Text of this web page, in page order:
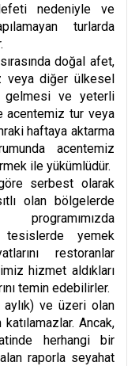
nedeniyle ve
turlarda
doğal afet,
veya diğer ülkesel
gelmesi ve yeterli
acentemiz tur veya
haftaya aktarma
acentemiz
ile yükümlüdür.
serbest olarak
olan bölgelerde
tesislerde yemek
restoranlar
hizmet aldıkları
temin edebilirler.
ve üzeri olan
Ancak,
herhangi bir
raporla seyahat